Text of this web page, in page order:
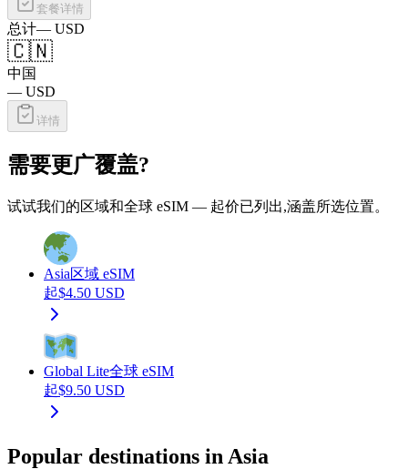
套餐详情
总计— USD
🇨🇳
中国
— USD
详情
需要更广覆盖?
试试我们的区域和全球 eSIM — 起价已列出,涵盖所选位置。
Asia区域 eSIM
起$4.50 USD
Global Lite全球 eSIM
起$9.50 USD
Popular destinations in Asia